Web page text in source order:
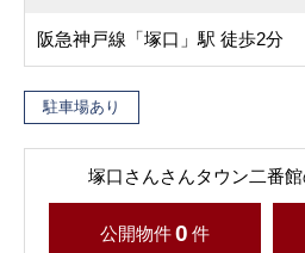
阪急神戸線「塚口」駅 徒歩2分
駐車場あり
塚口さんさんタウン二番
公開物件0 件